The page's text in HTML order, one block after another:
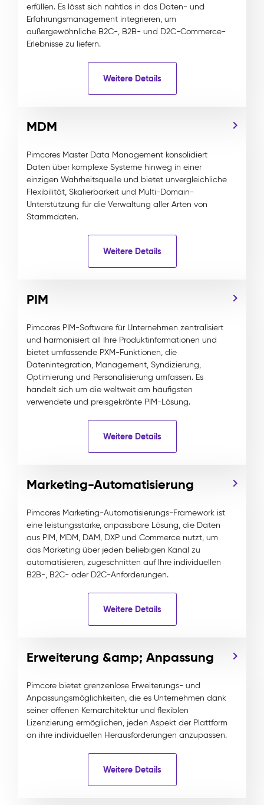
erfüllen. Es lässt sich nahtlos in das Daten- und
Erfahrungsmanagement integrieren, um
außergewöhnliche B2C-, B2B- und D2C-Commerce-
Erlebnisse zu liefern.
Weitere Details
MDM
Pimcores Master Data Management konsolidiert
Daten über komplexe Systeme hinweg in einer
einzigen Wahrheitsquelle und bietet unvergleichliche
Flexibilität, Skalierbarkeit und Multi-Domain-
Unterstützung für die Verwaltung aller Arten von
Stammdaten.
Weitere Details
PIM
Pimcores PIM-Software für Unternehmen zentralisiert
und harmonisiert all Ihre Produktinformationen und
bietet umfassende PXM-Funktionen, die
Datenintegration, Management, Syndizierung,
Optimierung und Personalisierung umfassen. Es
handelt sich um die weltweit am häufigsten
verwendete und preisgekrönte PIM-Lösung.
Weitere Details
Marketing-Automatisierung
Pimcores Marketing-Automatisierungs-Framework ist
eine leistungsstarke, anpassbare Lösung, die Daten
aus PIM, MDM, DAM, DXP und Commerce nutzt, um
das Marketing über jeden beliebigen Kanal zu
automatisieren, zugeschnitten auf Ihre individuellen
B2B-, B2C- oder D2C-Anforderungen.
Weitere Details
Erweiterung &amp; Anpassung
Pimcore bietet grenzenlose Erweiterungs- und
Anpassungsmöglichkeiten, die es Unternehmen dank
seiner offenen Kernarchitektur und flexiblen
Lizenzierung ermöglichen, jeden Aspekt der Plattform
an ihre individuellen Herausforderungen anzupassen.
Weitere Details